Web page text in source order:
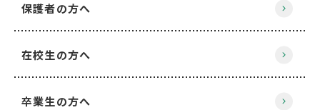
保護者の方へ
在校生の方へ
卒業生の方へ